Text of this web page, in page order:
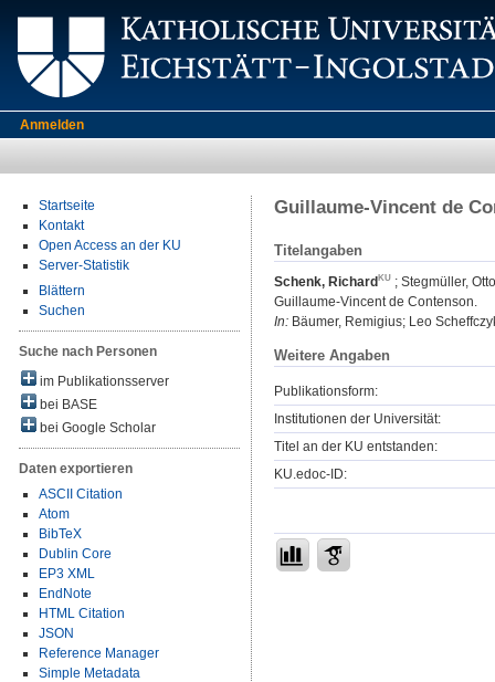
Anmelden
Startseite
Kontakt
Open Access an der KU
Server-Statistik
Blättern
Suchen
Suche nach Personen
im Publikationsserver
bei BASE
bei Google Scholar
Daten exportieren
ASCII Citation
Atom
BibTeX
Dublin Core
EP3 XML
EndNote
HTML Citation
JSON
Reference Manager
Simple Metadata
Guillaume-Vincent de
Titelangaben
Schenk, Richard ; Stegmüller, Otto
Guillaume-Vincent de Contenson.
In: Bäumer, Remigius; Leo
Weitere Angaben
Publikationsform:
Institutionen der Universität:
Titel an der KU entstanden:
KU.edoc-ID: